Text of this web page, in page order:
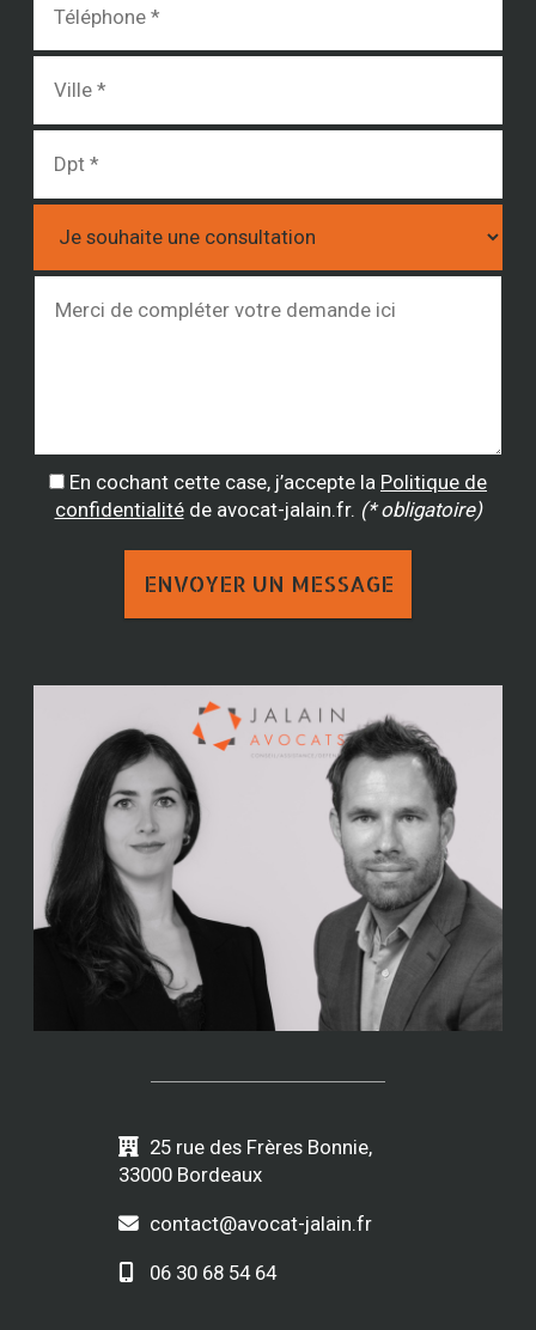
En cochant cette case, j’accepte la Politique de
confidentialitéde avocat-jalain.fr. (* obligatoire)
25 rue des Frères Bonnie,
33000 Bordeaux
contact@avocat-jalain.fr
06 30 68 54 64